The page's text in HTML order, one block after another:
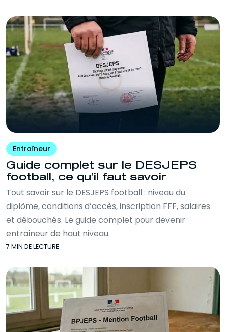
Entraîneur
Guide complet sur le DESJEPS
football, ce qu’il faut savoir
Tout savoir sur le DESJEPS football : niveau du
diplôme, conditions d’accès, inscription FFF, salaires
et débouchés. Le guide complet pour devenir
entraîneur de haut niveau.
7 MIN DE LECTURE